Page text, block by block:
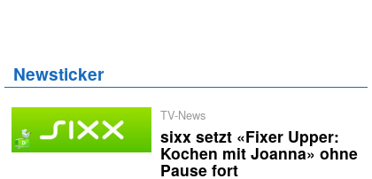
Newsticker
TV-News
sixx setzt «Fixer Upper:
Kochen mit Joanna» ohne
Pause fort